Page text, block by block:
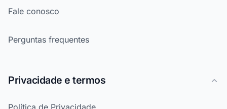
Fale conosco
Perguntas frequentes
Privacidade e termos